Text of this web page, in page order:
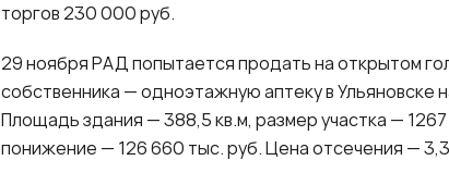
торгов 230 000 руб.
29 ноября РАД попытается продать на открытом
собственника — одноэтажную аптеку в Ульяновске
Площадь здания — 388,5 кв.м, размер участка —
понижение — 126 660 тыс. руб. Цена отсечения —